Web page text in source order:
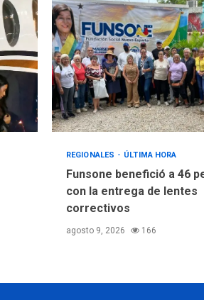
REGIONALES ÚLTIMA HORA
Funsone benefició a 46
con la entrega de lentes
correctivos
agosto 9, 2026 166